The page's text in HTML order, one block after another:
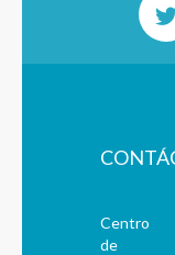
Centro
de